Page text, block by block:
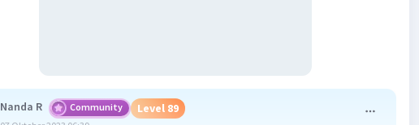
Nanda R Community Level 89